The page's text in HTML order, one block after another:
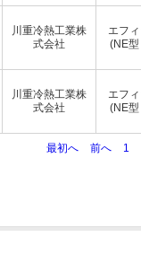
川重冷熱工業株
式会社
エフ
(NE
川重冷熱工業株
式会社
エフ
(NE
最初へ 前へ 1